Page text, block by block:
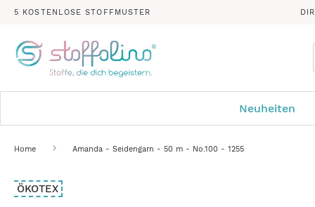
5 KOSTENLOSE STOFFMUSTER
Neuheiten
Home Amanda - Seidengarn - 50 m - No.100 - 1255
Zum
Ende
ÖKOTEX